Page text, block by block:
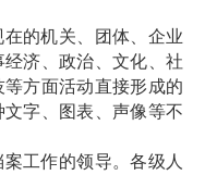
的机关、团体、企业
济、政治、文化、社
方面活动直接形成的
字、图表、声像等不
工作的领导。各级人